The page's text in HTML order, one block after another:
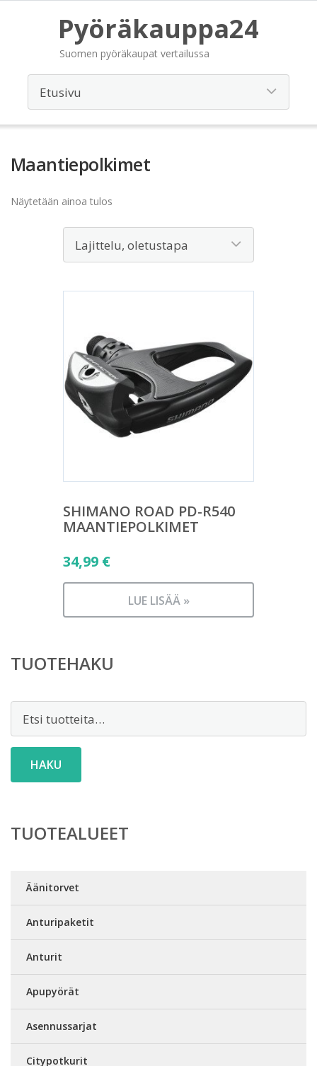
Pyöräkauppa24
Suomen pyöräkaupat vertailussa
Maantiepolkimet
Näytetään ainoa tulos
SHIMANO ROAD PD-R540
MAANTIEPOLKIMET
34,99 €
LUE LISÄÄ »
TUOTEHAKU
HAKU
TUOTEALUEET
Äänitorvet
Anturipaketit
Anturit
Apupyörät
Asennussarjat
Citypotkurit